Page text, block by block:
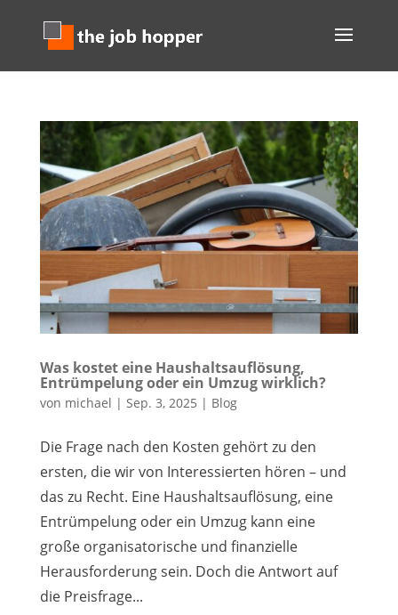
Was kostet eine Haushaltsauflösung,
Entrümpelung oder ein Umzug wirklich?
von michael | Sep. 3, 2025 | Blog
Die Frage nach den Kosten gehört zu den
ersten, die wir von Interessierten hören – und
das zu Recht. Eine Haushaltsauflösung, eine
Entrümpelung oder ein Umzug kann eine
große organisatorische und finanzielle
Herausforderung sein. Doch die Antwort auf
die Preisfrage...